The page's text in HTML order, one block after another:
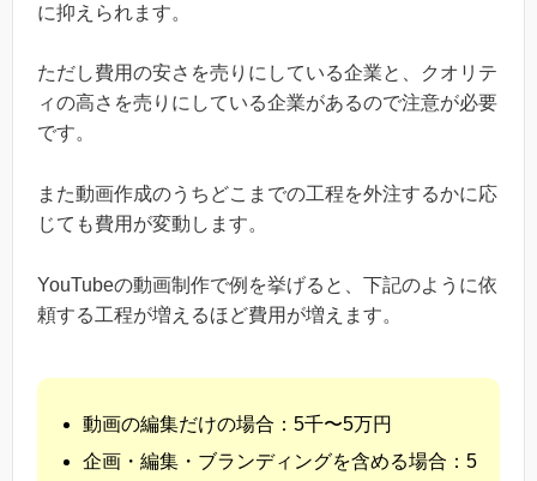
に抑えられます。
ただし費用の安さを売りにしている企業と、クオリテ
ィの高さを売りにしている企業があるので注意が必要
です。
また動画作成のうちどこまでの工程を外注するかに応
じても費用が変動します。
YouTubeの動画制作で例を挙げると、下記のように依
頼する工程が増えるほど費用が増えます。
動画の編集だけの場合：5千〜5万円
企画・編集・ブランディングを含める場合：5